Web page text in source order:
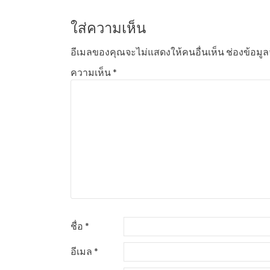
ใส่ความเห็น
อีเมลของคุณจะไม่แสดงให้คนอื่นเห็น ช่องข้อมูล
ความเห็น*
ชื่อ *
อีเมล *